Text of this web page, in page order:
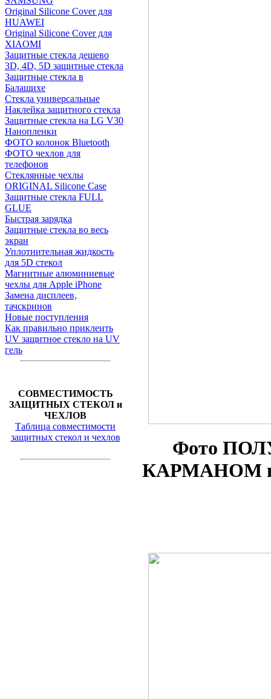
Original Silicone Cover для
HUAWEI
Original Silicone Cover для
XIAOMI
Защитные стекла дешево
3D, 4D, 5D защитные стекла
Защитные стекла в
Балашихе
Стекла универсальные
Наклейка защитного стекла
Защитные стекла на LG V30
Нанопленки
ФОТО колонок Bluetooth
ФOTO чехлов для
телефонов
Стеклянные чехлы
ORIGINAL Silicone Case
Защитные стекла FULL
GLUE
Быстрая зарядка
Защитные стекла во весь
экран
Уплотнительная жидкость
для 5D стекол
Магнитные алюминиевые
чехлы для Apple iPhone
Замена дисплеев,
тачскринов
Новые поступления
Как правильно приклеить
UV защитное стекло на UV
гель
СОВМЕСТИМОСТЬ
ЗАЩИТНЫХ СТЕКОЛ и
ЧЕХЛОВ
Таблица совместимости
защитных стекол и чехлов
Фото
КАРМАНОМ